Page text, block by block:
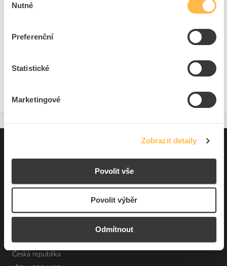
souhlasu
Nutné
Preferenční
Statistické
Marketingové
Zobrazit detaily
Povolit vše
Povolit výběr
Odmítnout
O nás
Plzeň 312 00
Česká republika